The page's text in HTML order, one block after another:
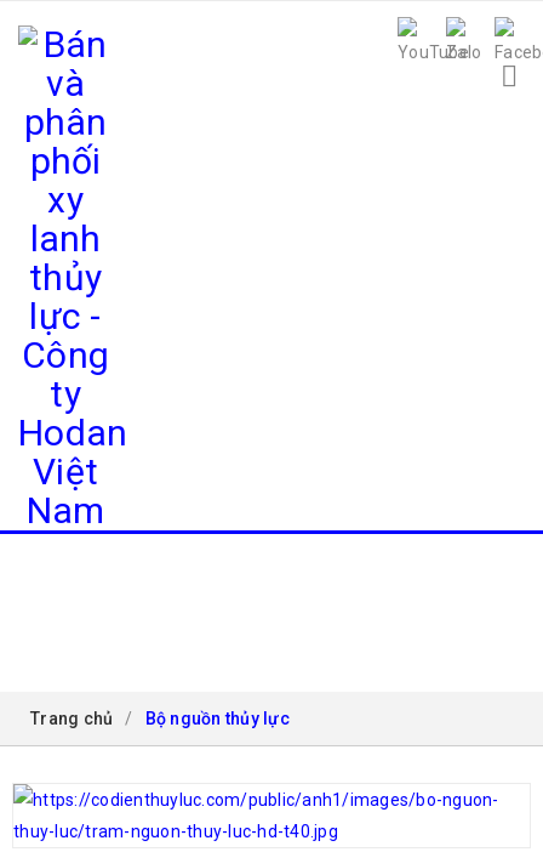
Trang chủ / Bộ nguồn thủy lực